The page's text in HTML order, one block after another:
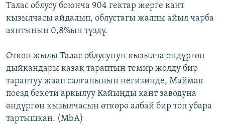
ЭЖЕ-СИҢДИЛЕР
ОНЛАЙН ШЕРИНЕ
ЭЕ/АРнун бардык сайттары
Талас облусу боюнча 904 гектар жерге кант
кызылчасы айдалып, облустагы жалпы айыл чарба
аянтынын 0,8%ын түздү.
Өткөн жылы Талас облусунун кызылча өндүргөн
дыйкандары казак тараптын темир жолду бир
тараптуу жаап салганынын негизинде, Маймак
поезд бекети аркылуу Кайыңды кант заводуна
өндүргөн кызылчасын өткөрө албай бир топ убара
тартышкан. (MbA)